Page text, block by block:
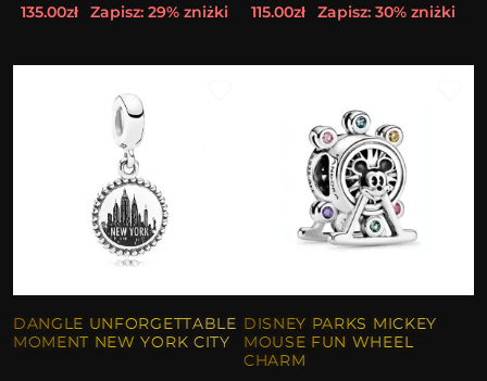
135.00zł
Zapisz: 29% zniżki
115.00zł
Zapisz: 30% zniżki
DANGLE UNFORGETTABLE
MOMENT NEW YORK CITY
DISNEY PARKS MICKEY
MOUSE FUN WHEEL
CHARM